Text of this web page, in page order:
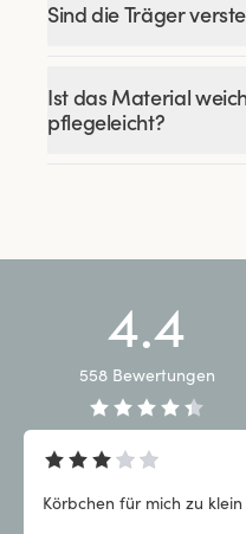
Sind die Träger
Ist das Material
pflegeleicht?
4.4
558 Bewertungen
Körbchen für mich zu klein